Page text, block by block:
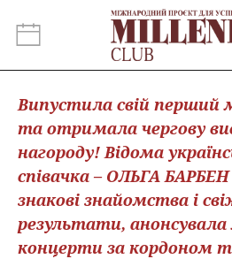
Випустила свій перший
та отримала чергову
нагороду! Відома
співачка – ОЛЬГА БАРБЕН
знакові знайомства і
результати,
концерти за кордоном